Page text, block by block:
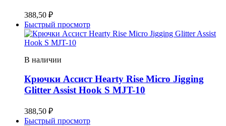
388,50 ₽
Быстрый просмотр
В наличии
Крючки Ассист Hearty Rise Micro Jigging
Glitter Assist Hook S MJT-10
388,50 ₽
Быстрый просмотр